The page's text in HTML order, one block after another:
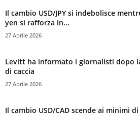
Il cambio USD/JPY si indebolisce
yen si rafforza in...
27 Aprile 2026
Levitt ha informato i giornalisti dopo
di caccia
27 Aprile 2026
Il cambio USD/CAD scende ai minimi di